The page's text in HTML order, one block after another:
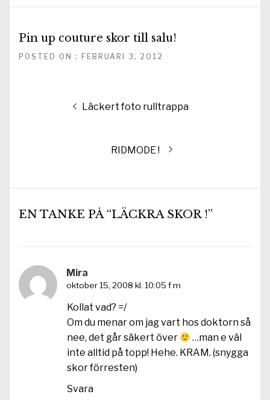
Pin up couture skor till salu!
POSTED ON : FEBRUARI 3, 2012
Inläggsnavigering
Föregående
Läckert foto rulltrappa
Nästa
RIDMODE !
EN TANKE PÅ “LÄCKRA SKOR !”
Mira
oktober 15, 2008 kl. 10:05 f m
Kollat vad? =/
Om du menar om jag vart hos doktorn så
nee, det går säkert över
…man e väl
inte alltid på topp! Hehe. KRAM. (snygga
skor förresten)
Svara